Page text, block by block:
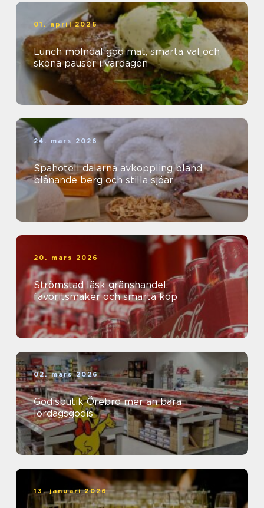
01. april 2026
Lunch mölndal god mat, smarta val och
sköna pauser i vardagen
24. mars 2026
Spahotell dalarna avkoppling bland
blånande berg och stilla sjöar
20. mars 2026
Strömstad läsk gränshandel,
favoritsmaker och smarta köp
02. mars 2026
Godisbutik Örebro mer än bara
lördagsgodis
13. januari 2026